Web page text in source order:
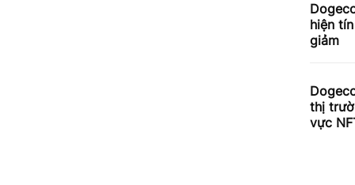
hiện
giảm
thị
vực